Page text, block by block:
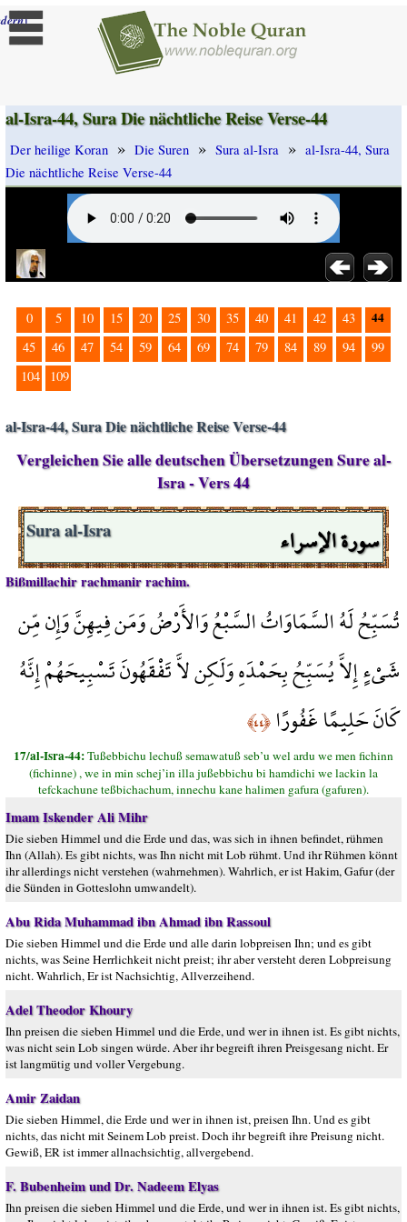
]
al-Isra-44, Sura Die nächtliche Reise Verse-44
Der heilige Koran » Die Suren » Sura al-Isra » al-Isra-44, Sura
Die nächtliche Reise Verse-44
0 5 10 15 20 25 30 35 40 41 42 43 44
45 46 47 54 59 64 69 74 79 84 89 94
99
104
109
al-Isra-44, Sura Die nächtliche Reise Verse-44
Vergleichen Sie alle deutschen Übersetzungen Sure al-
Isra - Vers 44
سورة الإسراء Sura al-Isra
Bißmillachir rachmanir rachim.
تُسَبِّحُ لَهُ السَّمَاوَاتُ السَّبْعُ وَالأَرْضُ وَمَن فِيهِنَّ وَإِن مِّن
شَيْءٍ إِلاَّ يُسَبِّحُ بِحَمْدَهِ وَلَكِن لاَّ تَفْقَهُونَ تَسْبِيحَهُمْ إِنَّهُ
كَانَ حَلِيمًا غَفُورًا﴿٤٤﴾
17/al-Isra-44:Tußebbichu lechuß semawatuß seb’u wel ardu we men fichinn
(fichinne) , we in min schej’in illa jußebbichu bi hamdichi we lackin la
tefckachune teßbichachum, innechu kane halimen gafura (gafuren).
Imam Iskender Ali Mihr
Die sieben Himmel und die Erde und das, was sich in ihnen befindet, rühmen
Ihn (Allah). Es gibt nichts, was Ihn nicht mit Lob rühmt. Und ihr Rühmen könnt
ihr allerdings nicht verstehen (wahrnehmen). Wahrlich, er ist Hakim, Gafur (der
die Sünden in Gotteslohn umwandelt).
Abu Rida Muhammad ibn Ahmad ibn Rassoul
Die sieben Himmel und die Erde und alle darin lobpreisen Ihn; und es gibt
nichts, was Seine Herrlichkeit nicht preist; ihr aber versteht deren Lobpreisung
nicht. Wahrlich, Er ist Nachsichtig, Allverzeihend.
Adel Theodor Khoury
Ihn preisen die sieben Himmel und die Erde, und wer in ihnen ist. Es gibt nichts,
was nicht sein Lob singen würde. Aber ihr begreift ihren Preisgesang nicht. Er
ist langmütig und voller Vergebung.
Amir Zaidan
Die sieben Himmel, die Erde und wer in ihnen ist, preisen Ihn. Und es gibt
nichts, das nicht mit Seinem Lob preist. Doch ihr begreift ihre Preisung nicht.
Gewiß, ER ist immer allnachsichtig, allvergebend.
F. Bubenheim und Dr. Nadeem Elyas
Ihn preisen die sieben Himmel und die Erde, und wer in ihnen ist. Es gibt nichts,